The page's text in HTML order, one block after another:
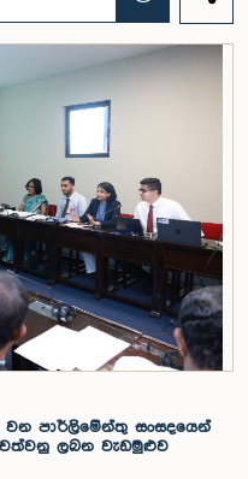
සහ පළාත් පාලන ගරු අමාත්‍ය
සභාපතිත්වයෙන්
2004, 2007 සහ 2022
මෙන්ම පුද්ගලයන් හා
පදනම් කර ගනිමින් මැතිවරණ
කෙරිණි.සාකච්ඡාවේදී පළාත්
ක්‍රමයක් හඳුන්වා දීම, සුළු පක්ෂ
කිරීම, කාන්තා නියෝජනය
දීම සහ කල්තියා ඡන්දය
පිළිබඳව අවධානය යොමු
අයිතිය ලබාදීම සම්බන්ධයෙන්
ඒ සඳහා අවශ්‍ය නීතිමය හා
කිරීමේ අවශ්‍යතාව
කළ විශේෂඥ මණ්ඩලය මඟින්
තේරීම් කාරක සභා වාර්තා
වාර්තාවක් සකස් කිරීමට නියමිත
ඉදිරි කටයුතු සිදු කිරීමට කාරක
සභා සාමාජික ගරු අමාත්‍ය
මන්ත්‍රීවරුන් වන රවී
ෂන්මුගම් කුගදාසන් යන
පාර්ලිමේන්තු සංසදයෙන්
ලබන වැඩමුළුව